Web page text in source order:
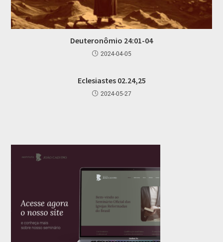
Deuteronômio 24:01-04
2024-04-05
Eclesiastes 02.24,25
2024-05-27